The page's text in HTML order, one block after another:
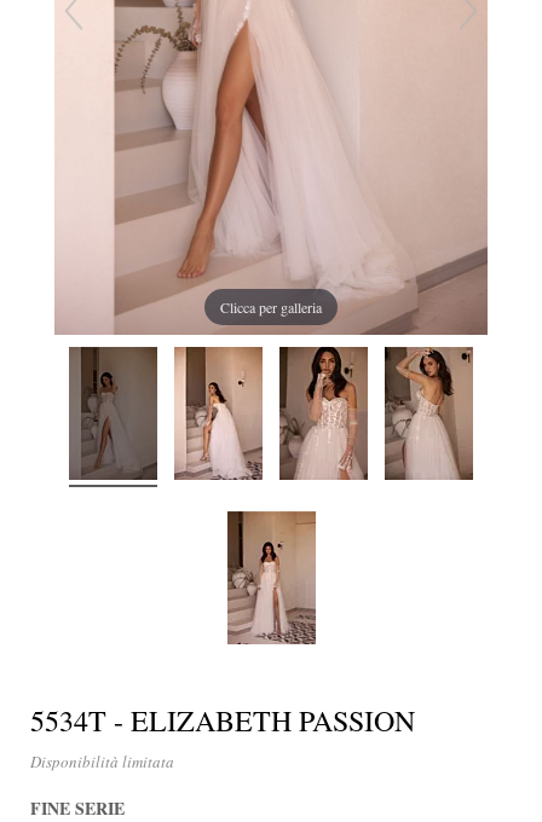
Clicca per galleria
5534T - ELIZABETH PASSION
Disponibilità limitata
FINE SERIE